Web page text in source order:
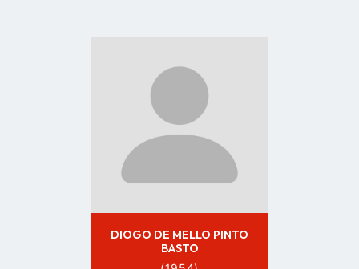
profile
page
DIOGO DE MELLO PINTO
BASTO